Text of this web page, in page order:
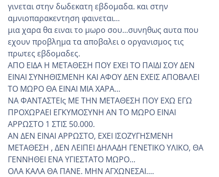
γινεται στην δωδεκατη εβδομαδα. και στην
αμνιοπαρακεντηση φαινεται...
μια χαρα θα ειναι το μωρο σου...συνηθως αυτα που
εχουν προβλημα τα αποβαλει ο οργανισμος τις
πρωτες εβδομαδες.
ΑΠΟ ΕΙΔΑ Η ΜΕΤΑΘΕΣΗ ΠΟΥ ΕΧΕΙ ΤΟ ΠΑΙΔΙ ΣΟΥ ΔΕΝ
ΕΙΝΑΙ ΣΥΝΗΘΙΣΜΕΝΗ ΚΑΙ ΑΦΟΥ ΔΕΝ ΕΧΕΙΣ ΑΠΟΒΑΛΕΙ
ΤΟ ΜΩΡΟ ΘΑ ΕΙΝΑΙ ΜΙΑ ΧΑΡΑ...
ΝΑ ΦΑΝΤΑΣΤΕΙς ΜΕ ΤΗΝ ΜΕΤΑΘΕΣΗ ΠΟΥ ΕΧΩ ΕΓΩ
ΠΡΟΧΩΡΑΕΙ ΕΓΚΥΜΟΣΥΝΗ ΑΝ ΤΟ ΜΩΡΟ ΕΙΝΑΙ
ΑΡΡΩΣΤΟ 1 ΣΤΙΣ 50.000.
ΑΝ ΔΕΝ ΕΙΝΑΙ ΑΡΡΩΣΤΟ, ΕΧΕΙ ΙΣΟΖΥΓΗΣΜΕΝΗ
ΜΕΤΑΘΕΣΗ , ΔΕΝ ΛΕΙΠΕΙ ΔΗΛΑΔΗ ΓΕΝΕΤΙΚΟ ΥΛΙΚΟ, ΘΑ
ΓΕΝΝΗΘΕΙ ΕΝΑ ΥΓΙΕΣΤΑΤΟ ΜΩΡΟ...
ΟΛΑ ΚΑΛΑ ΘΑ ΠΑΝΕ. ΜΗΝ ΑΓΧΩΝΕΣΑΙ....